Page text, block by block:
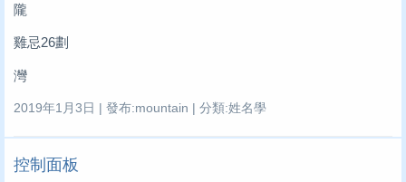
隴
雞忌26劃
灣
2019年1月3日 | 發布:mountain | 分類:姓名學
控制面板